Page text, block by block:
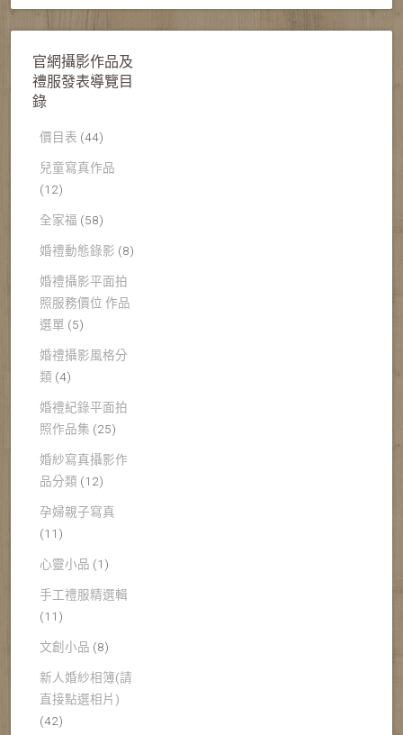
官網攝影作品及
禮服發表導覽目
錄
價目表 (44)
兒童寫真作品
(12)
全家福 (58)
婚禮動態錄影 (8)
婚禮攝影平面拍
照服務價位 作品
選單 (5)
婚禮攝影風格分
類 (4)
婚禮紀錄平面拍
照作品集 (25)
婚紗寫真攝影作
品分類 (12)
孕婦親子寫真
(11)
心靈小品 (1)
手工禮服精選輯
(11)
文創小品 (8)
新人婚紗相簿(請
直接點選相片)
(42)